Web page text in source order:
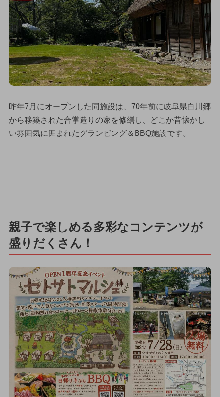
昨年7月にオープンした同施設は、70年前に岐阜県白川郷
から移築された合掌造りの家を修繕し、どこか昔懐かし
い雰囲気に囲まれたグランピング＆BBQ施設です。
親子で楽しめる多彩なコンテンツが
盛りだくさん！